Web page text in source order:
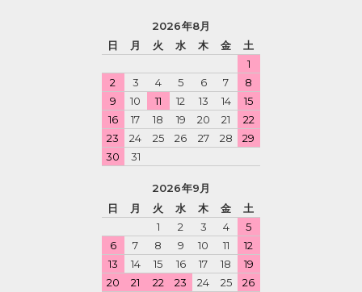
2026年8月
日
月 火 水 木 金
土
1
2
3 4 5 6 7
8
9
10 11 12 13 14
15
16
17 18 19 20 21
22
23
24 25 26 27 28
29
30
31
2026年9月
日
月 火 水 木 金
土
1
2 3 4
5
6
7 8 9 10 11
12
13
14 15 16 17 18
19
20
21 22 23 24 25
26